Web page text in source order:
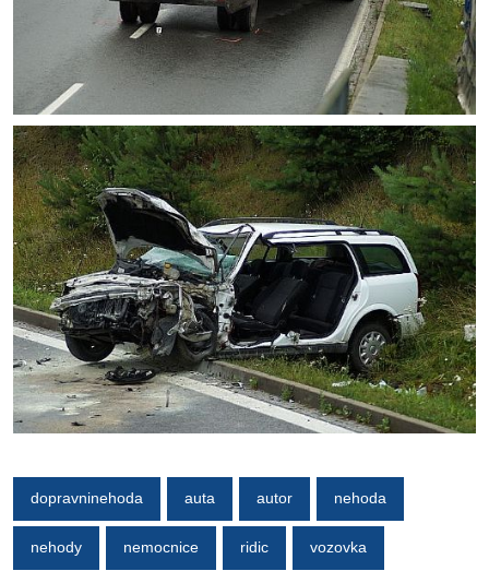
dopravninehoda auta autor nehoda
nehody nemocnice ridic vozovka